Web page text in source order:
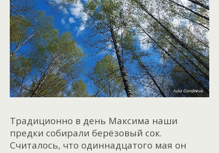
Традиционно в день Максима наши
предки собирали берёзовый сок.
Считалось, что одиннадцатого мая он